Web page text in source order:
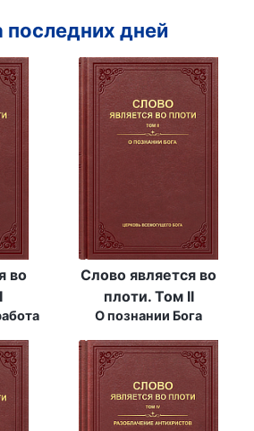
последних дней
во
Слово является во
плоти. Том II
О познании Бога